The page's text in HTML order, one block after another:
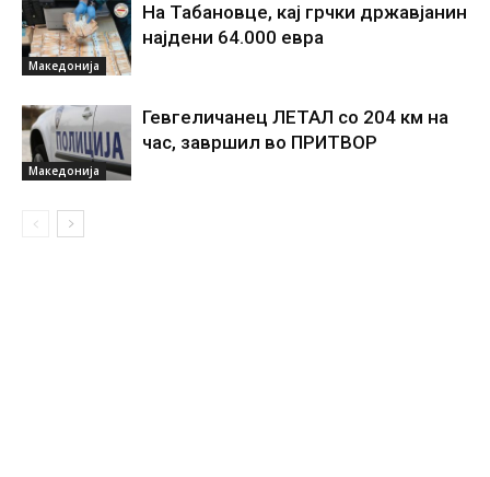
Македонија
На Табановце, кај грчки државјанин
најдени 64.000 евра
Македонија
Гевгеличанец ЛЕТАЛ со 204 км на
час, завршил во ПРИТВОР